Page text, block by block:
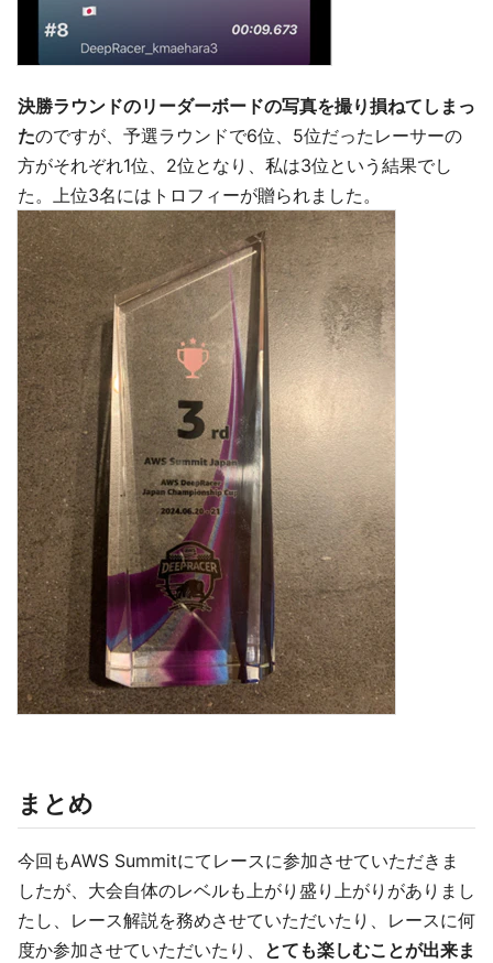
決勝ラウンドのリーダーボードの写真を撮り損ねてしまっ
たのですが、予選ラウンドで6位、5位だったレーサーの
方がそれぞれ1位、2位となり、私は3位という結果でし
た。上位3名にはトロフィーが贈られました。
まとめ
今回もAWS Summitにてレースに参加させていただきま
したが、大会自体のレベルも上がり盛り上がりがありまし
たし、レース解説を務めさせていただいたり、レースに何
度か参加させていただいたり、 とても楽しむことが出来ま